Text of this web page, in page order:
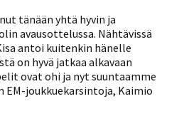
tänään yhtä hyvin ja
avausottelussa. Nähtävissä
antoi kuitenkin hänelle
on hyvä jatkaa alkavaan
ovat ohi ja nyt suuntaamme
EM-joukkuekarsintoja, Kaimio